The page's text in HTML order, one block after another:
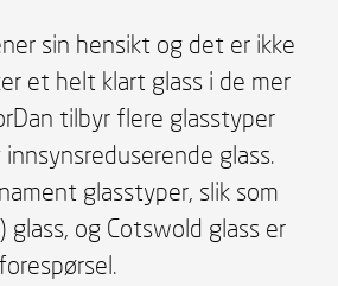
sin hensikt og det er ikke
et helt klart glass i de mer
tilbyr flere glasstyper
glass.
glasstyper, slik som
og Cotswold glass er